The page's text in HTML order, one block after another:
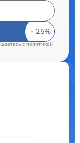
cполитикой